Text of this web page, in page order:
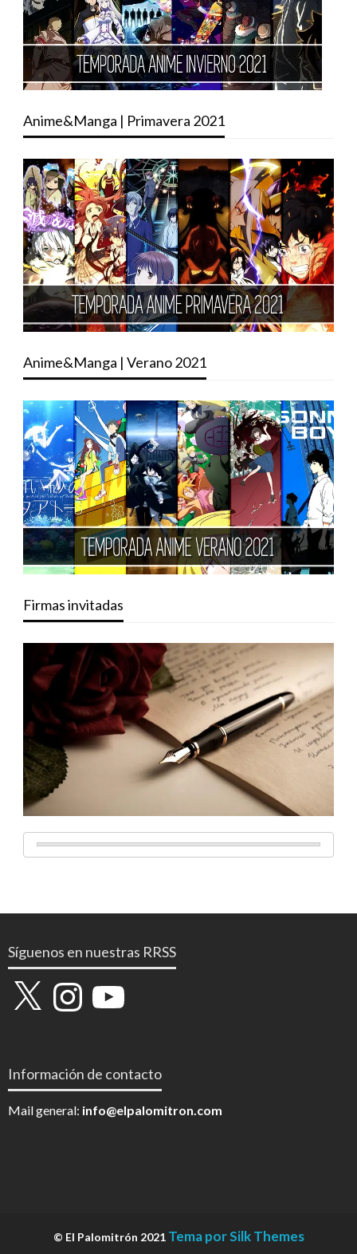
Anime&Manga | Primavera 2021
Anime&Manga | Verano 2021
Firmas invitadas
Síguenos en nuestras RRSS
X InstagramYouTube
Información de contacto
Mail general: info@elpalomitron.com
© El Palomitrón 2021 Tema por Silk Themes